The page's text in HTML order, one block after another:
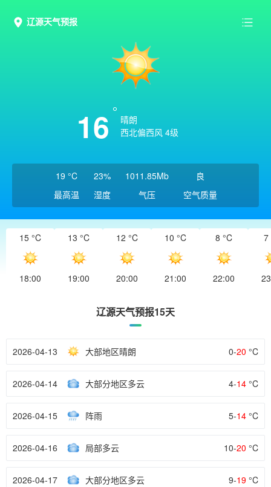
辽源天气预报
16
晴朗
西北偏西风 4级
19 °C
最高温
23%
湿度
1011.85Mb
气压
良
空气质量
15 °C
18:00
13 °C
19:00
12 °C
20:00
10 °C
21:00
8 °C
22:00
7
辽源天气预报15天
2026-04-13 大部地区晴朗 0-20 °C
2026-04-14 大部分地区多云 4-14 °C
2026-04-15 阵雨 5-14 °C
2026-04-16 局部多云 10-20 °C
2026-04-17 大部分地区多云 9-19 °C